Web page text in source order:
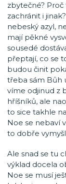
zbytečné?
zachránit i
nebeský azyl,
mají pěkné
sousedé
přeptají, co se
budou činit
třeba sám Bůh
víme odjinud z
hříšníků, ale
to sice takhle
Noe se nebaví
to dobře
Ale snad se tu
výklad docela
Noe se musí